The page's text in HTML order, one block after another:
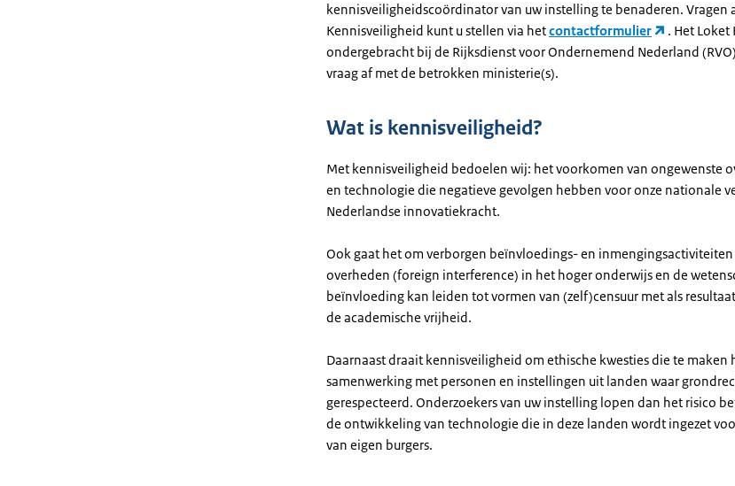
kennisveiligheidscoördinator van uw instelling te benaderen. Vragen
Kennisveiligheid kunt u stellen via hetcontactformulier
. Het
ondergebracht bij de Rijksdienst voor Ondernemend Nederland
vraag af met de betrokken ministerie(s).
Wat is kennisveiligheid?
Met kennisveiligheid bedoelen wij: het voorkomen van ongewenste
en technologie die negatieve gevolgen hebben voor onze nationale
Nederlandse innovatiekracht.
Ook gaat het om verborgen beïnvloedings- en
overheden (foreign interference) in het hoger onderwijs en de
beïnvloeding kan leiden tot vormen van (zelf)censuur met als
de academische vrijheid.
Daarnaast draait kennisveiligheid om ethische kwesties die te maken
samenwerking met personen en instellingen uit landen waar
gerespecteerd. Onderzoekers van uw instelling lopen dan het risico
de ontwikkeling van technologie die in deze landen wordt ingezet
van eigen burgers.